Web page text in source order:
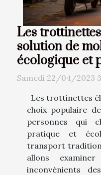
Les
solution de
écologique et
Samedi 22/04/2023
Les trottinettes
choix populaire
personnes qui
pratique et
transport
allons
inconvénients